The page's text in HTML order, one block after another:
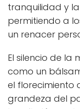
tranquilidad y
permitiendo a
un renacer
El silencio de
como un
el florecimiento
grandeza del